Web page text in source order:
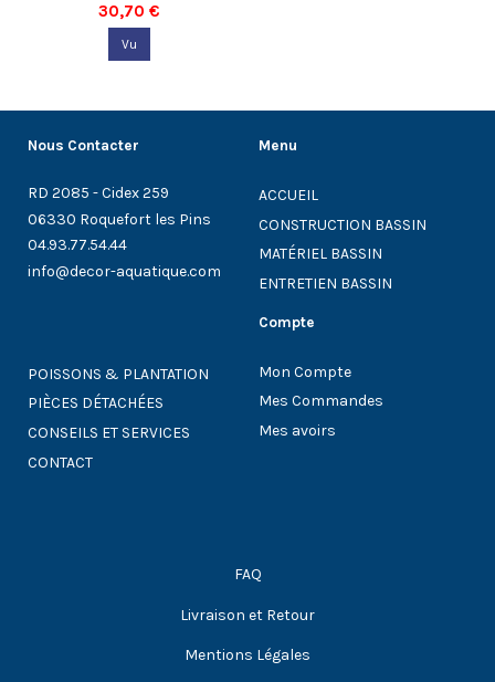
30,70 €
Vu
Nous Contacter
RD 2085 - Cidex 259
06330 Roquefort les Pins
04.93.77.54.44
info@decor-aquatique.com
Menu
ACCUEIL
CONSTRUCTION BASSIN
MATÉRIEL BASSIN
ENTRETIEN BASSIN
POISSONS & PLANTATION
PIÈCES DÉTACHÉES
CONSEILS ET SERVICES
CONTACT
Compte
Mon Compte
Mes Commandes
Mes avoirs
FAQ
Livraison et Retour
Mentions Légales